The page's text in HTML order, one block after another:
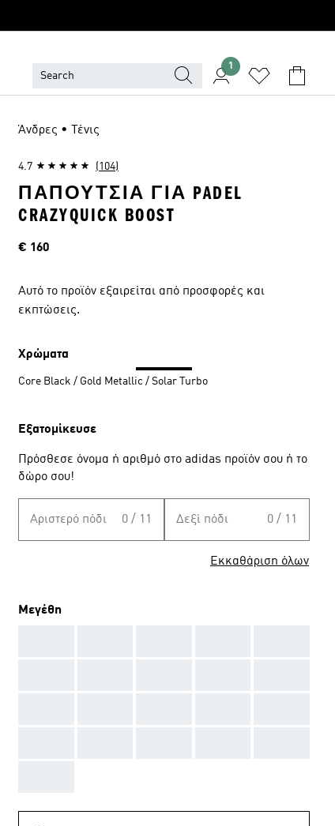
1
Άνδρες • Τένις
4.7 (104)
ΠΑΠΟΎΤΣΙΑ ΓΙΑ PADEL
CRAZYQUICK BOOST
Τιμή
€ 160
Αυτό το προϊόν εξαιρείται από προσφορές και
εκπτώσεις.
Χρώματα
Core Black / Gold Metallic / Solar Turbo
Εξατομίκευσε
Πρόσθεσε όνομα ή αριθμό στο adidas προϊόν σου ή το
δώρο σου!
Αριστερό πόδι 0 / 11 Δεξί πόδι 0 / 11
Εκκαθάριση όλων
Μεγέθη